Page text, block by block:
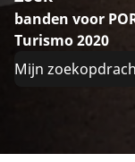
banden voor
Turismo 2020
Mijn